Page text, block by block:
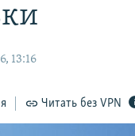
13:16
Читать без VPN